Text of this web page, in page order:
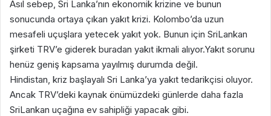
Asıl sebep, Sri Lanka’nın ekonomik krizine ve bunun
sonucunda ortaya çıkan yakıt krizi. Kolombo’da uzun
mesafeli uçuşlara yetecek yakıt yok. Bunun için SriLankan
şirketi TRV’e giderek buradan yakıt ikmali alıyor.Yakıt sorunu
henüz geniş kapsama yayılmış durumda değil.
Hindistan, kriz başlayalı Sri Lanka’ya yakıt tedarikçisi oluyor.
Ancak TRV’deki kaynak önümüzdeki günlerde daha fazla
SriLankan uçağına ev sahipliği yapacak gibi.